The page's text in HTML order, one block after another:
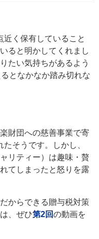
近く保有していること
ると明かしてくれまし
たい気持ちがあるよう
となかなか踏み切れな
財団への慈善事業で寄
そうです。しかし、
リティー）は趣味・贅
てしまったと怒りを露
からできる贈与税対策
、ぜひ第2回の動画を